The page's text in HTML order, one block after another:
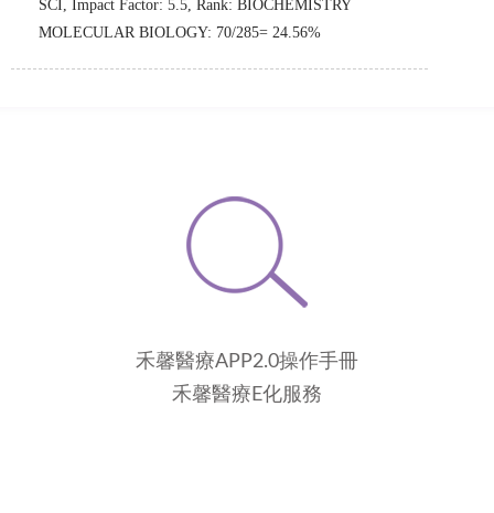
SCI, Impact Factor: 5.5, Rank: BIOCHEMISTRY
MOLECULAR BIOLOGY: 70/285= 24.56%
禾馨醫療APP2.0操作手冊
禾馨醫療E化服務